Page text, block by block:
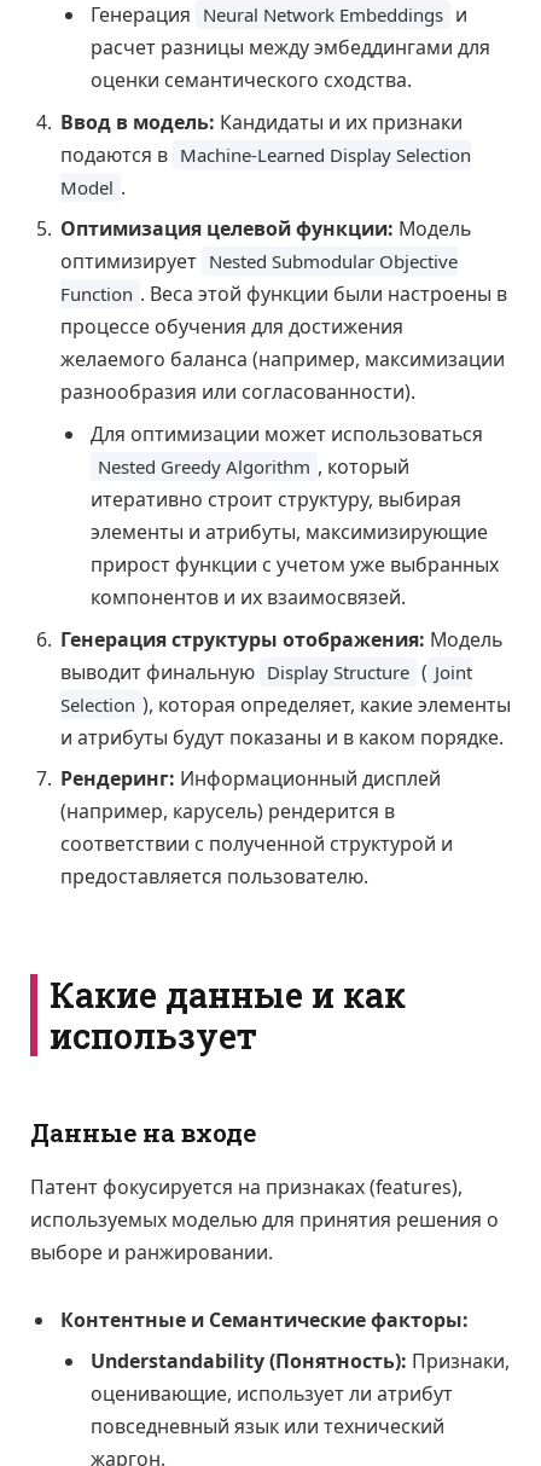
Генерация Neural Network Embeddings и
расчет разницы между эмбеддингами для
оценки семантического сходства.
Ввод в модель: Кандидаты и их признаки
подаются в Machine-Learned Display Selection
Model .
Оптимизация целевой функции: Модель
оптимизирует Nested Submodular Objective
Function . Веса этой функции были настроены в
процессе обучения для достижения
желаемого баланса (например, максимизации
разнообразия или согласованности).
Для оптимизации может использоваться
Nested Greedy Algorithm , который
итеративно строит структуру, выбирая
элементы и атрибуты, максимизирующие
прирост функции с учетом уже выбранных
компонентов и их взаимосвязей.
Генерация структуры отображения: Модель
выводит финальную Display Structure ( Joint
Selection ), которая определяет, какие элементы
и атрибуты будут показаны и в каком порядке.
Рендеринг: Информационный дисплей
(например, карусель) рендерится в
соответствии с полученной структурой и
предоставляется пользователю.
Какие данные и как
использует
Данные на входе
Патент фокусируется на признаках (features),
используемых моделью для принятия решения о
выборе и ранжировании.
Контентные и Семантические факторы:
Understandability (Понятность): Признаки,
оценивающие, использует ли атрибут
повседневный язык или технический
жаргон.